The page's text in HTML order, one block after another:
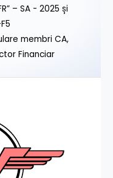
– SA - 2025 și
membri CA,
Financiar